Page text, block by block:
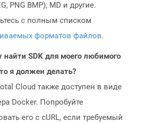
PNG BMP), MD и другие.
с полным списком
форматов файлов.
найти SDK для моего любимого
я должен делать?
Cloud также доступен в виде
Docker. Попробуйте
его с cURL, если требуемый